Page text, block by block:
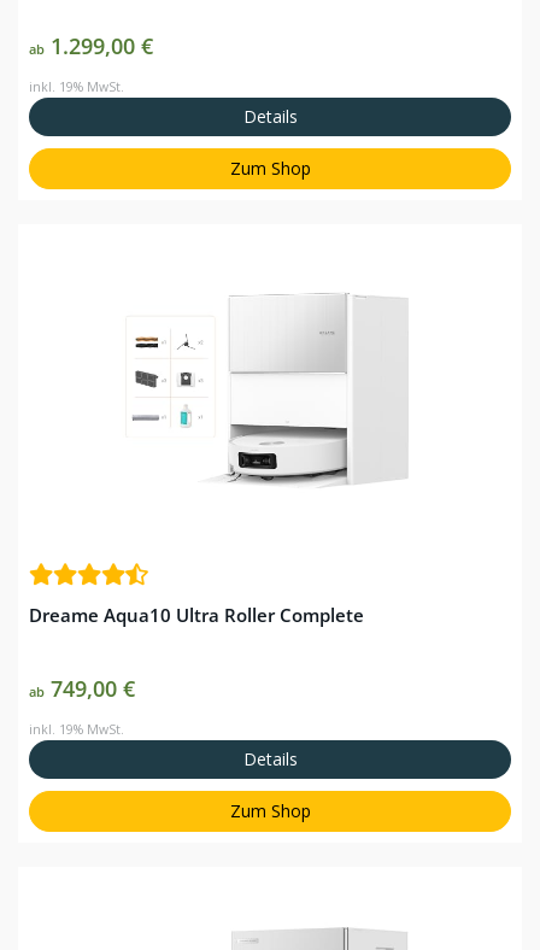
ab 1.299,00 €
inkl. 19% MwSt.
Details
Zum Shop
Dreame Aqua10 Ultra Roller Complete
ab 749,00 €
inkl. 19% MwSt.
Details
Zum Shop